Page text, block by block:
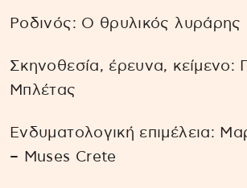
Ροδινός: O θρυλικός λυράρης
Σκηνοθεσία, έρευνα, κείμενο:
Μπλέτας
Ενδυματολογική επιμέλεια:
– Muses Crete